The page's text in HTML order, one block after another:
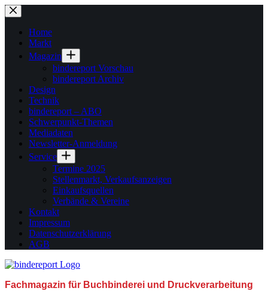
Zum
Inhalt
springenHome
Markt
Magazin
bindereport Vorschau
bindereport Archiv
Design
Technik
bindereport – ABO
Schwerpunkt-Themen
Mediadaten
Newsletter-Anmeldung
Service
Termine 2025
Stellenmarkt, Verkaufsanzeigen
Einkaufsquellen
Verbände & Vereine
Kontakt
Impressum
Datenschutzerklärung
AGB
Fachmagazin für Buchbinderei und Druckverarbeitung